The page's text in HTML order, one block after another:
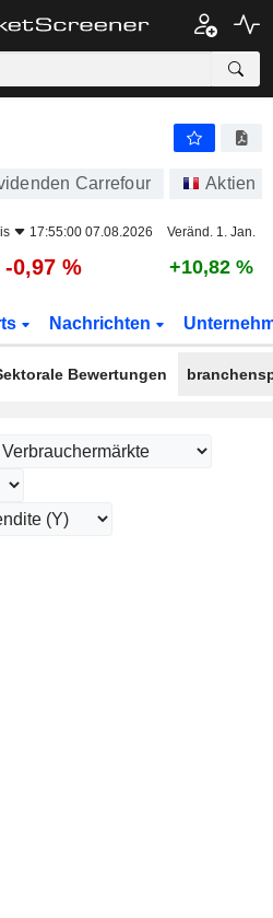
Carrefour Aktien
17:55:00 07.08.2026 Veränd. 1. Jan.
-0,97 % +10,82 %
Nachrichten
Bewertungen